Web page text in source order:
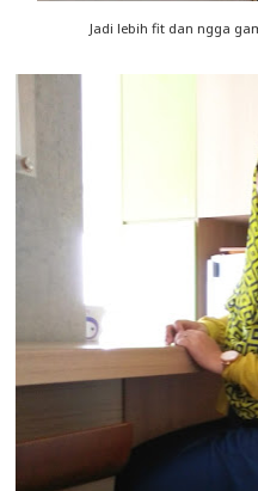
Jadi lebih fit dan ngga